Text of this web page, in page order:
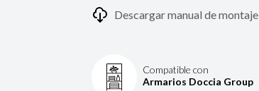
Descargar manual de montaje
Compatible con
Armarios Doccia Group